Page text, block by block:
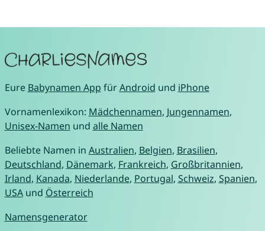
Eure Babynamen App fürAndroid und iPhone
Vornamenlexikon: Mädchennamen, Jungennamen,
Unisex-Namen und alle Namen
Beliebte Namen in Australien, Belgien, Brasilien,
Deutschland, Dänemark, Frankreich, Großbritannien,
Irland, Kanada, Niederlande, Portugal, Schweiz, Spanien,
USAund Österreich
Namensgenerator